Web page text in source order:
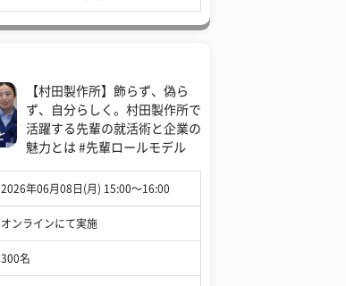
【村田製作所】飾らず、偽ら
ず、自分らしく。村田製作所で
活躍する先輩の就活術と企業の
魅力とは #先輩ロールモデル
2026年06月08日(月) 15:00〜16:00
オンラインにて実施
300名